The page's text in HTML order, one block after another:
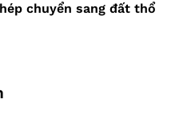
chuyển sang đất thổ